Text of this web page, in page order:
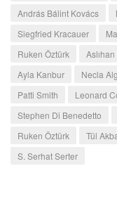
András Bálint Kovács
Siegfried Kracauer
Ruken Öztürk
Ayla Kanbur
Necla
Patti Smith
Leonard
Stephen Di Benedetto
Ruken Öztürk
Tül
S. Serhat Serter